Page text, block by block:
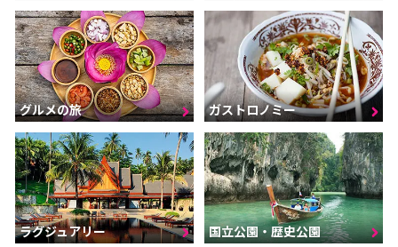
グルメの旅 ガストロノミー
ラグジュアリー 国立公園・歴史公園